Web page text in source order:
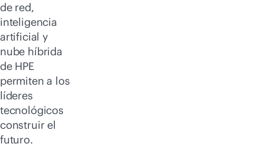
de red,
inteligencia
artificial y
nube híbrida
de HPE
permiten a los
líderes
tecnológicos
construir el
futuro.